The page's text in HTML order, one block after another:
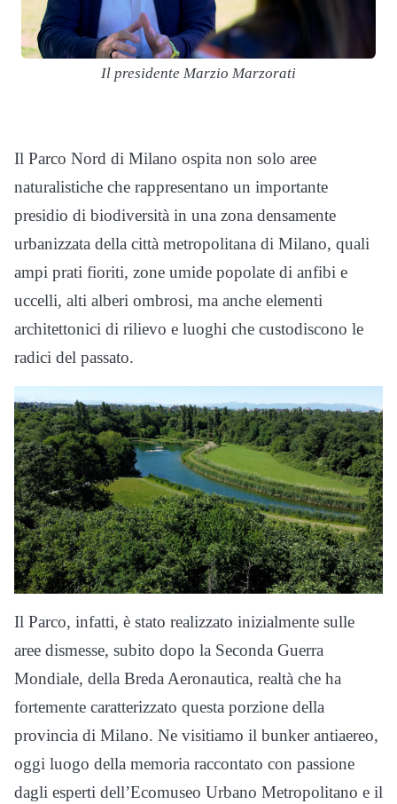
Il presidente Marzio Marzorati
Il Parco Nord di Milano ospita non solo aree
naturalistiche che rappresentano un importante
presidio di biodiversità in una zona densamente
urbanizzata della città metropolitana di Milano, quali
ampi prati fioriti, zone umide popolate di anfibi e
uccelli, alti alberi ombrosi, ma anche elementi
architettonici di rilievo e luoghi che custodiscono le
radici del passato.
Il Parco, infatti, è stato realizzato inizialmente sulle
aree dismesse, subito dopo la Seconda Guerra
Mondiale, della Breda Aeronautica, realtà che ha
fortemente caratterizzato questa porzione della
provincia di Milano. Ne visitiamo il bunker antiaereo,
oggi luogo della memoria raccontato con passione
dagli esperti dell’Ecomuseo Urbano Metropolitano e il